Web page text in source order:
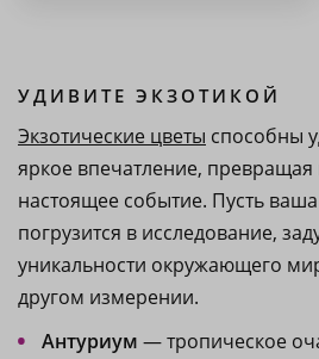
УДИВИТЕ ЭКЗОТИКОЙ
Экзотические цветы способны
яркое впечатление, превращая
настоящее событие. Пусть
погрузится в исследование,
уникальности окружающего
другом измерении.
Антуриум — тропическое